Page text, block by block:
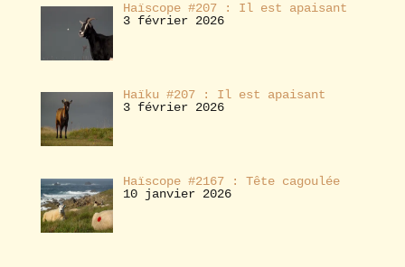
Haïscope #207 : Il est apaisant
3 février 2026
Haïku #207 : Il est apaisant
3 février 2026
Haïscope #2167 : Tête cagoulée
10 janvier 2026